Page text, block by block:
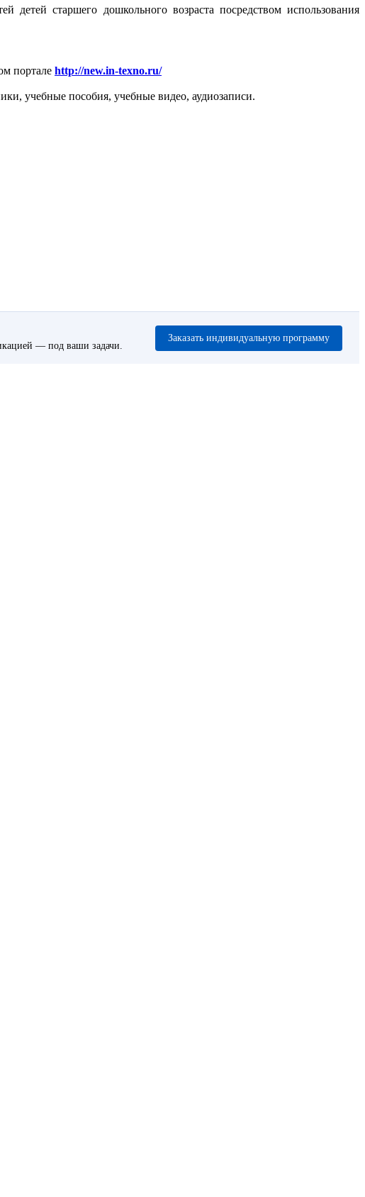
детей старшего дошкольного возраста посредством использования
портале http://new.in-texno.ru/
учебные пособия, учебные видео, аудиозаписи.
— под ваши задачи.
Заказать индивидуальную программу